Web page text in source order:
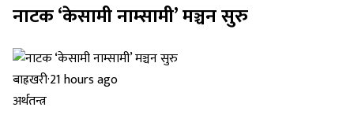
नाटक ‘केसामी नाम्सामी’ मञ्चन सुरु
बाह्रखरी·21 hours ago
अर्थतन्त्र